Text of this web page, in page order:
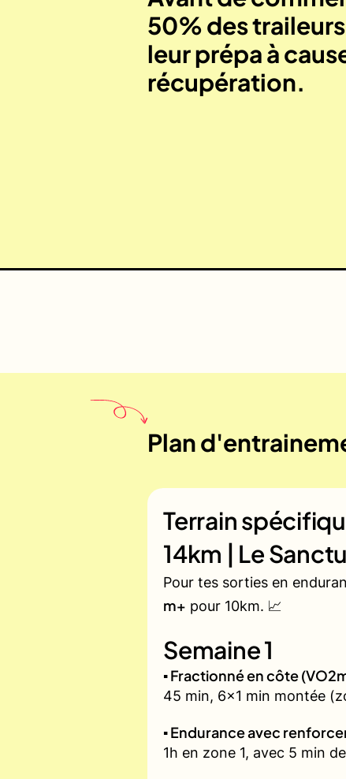
50% des
leur prépa à
récupération.
Plan
Terrain
14km | Le
Pour tes sorties en
m+ pour 10km. 📈
Semaine 1
▪️ Fractionné en côte
45 min, 6x1 min montée
▪️ Endurance avec
1h en zone 1, avec 5 min